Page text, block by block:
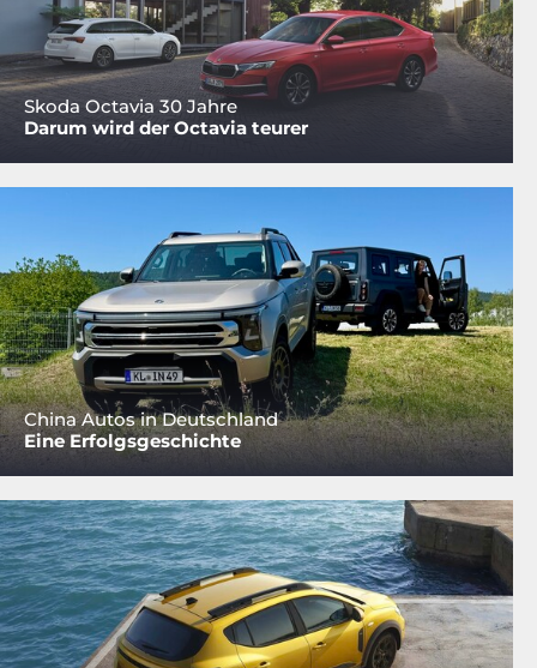
Skoda Octavia 30 Jahre
Darum wird der Octavia teurer
China Autos in Deutschland
Eine Erfolgsgeschichte